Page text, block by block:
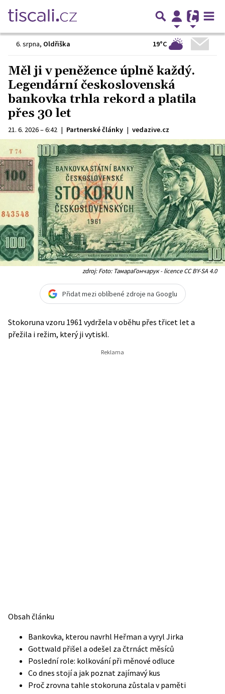
6. srpna, Oldřiška 19°C
Měl ji v peněžence úplně každý.
Legendární československá
bankovka trhla rekord a platila
přes 30 let
21. 6. 2026 – 6:42 | Partnerské články | vedazive.cz
zdroj: Foto: ТамараГончарук - licence CC BY-SA 4.0
Přidat mezi oblíbené zdroje na Googlu
Stokoruna vzoru 1961 vydržela v oběhu přes třicet let a
přežila i režim, který ji vytiskl.
Obsah článku
Bankovka, kterou navrhl Heřman a vyryl Jirka
Gottwald přišel a odešel za čtrnáct měsíců
Poslední role: kolkování při měnové odluce
Co dnes stojí a jak poznat zajímavý kus
Proč zrovna tahle stokoruna zůstala v paměti